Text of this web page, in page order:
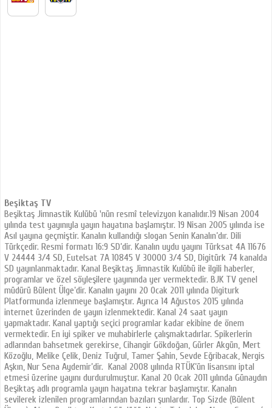
Beşiktaş TV
Beşiktaş Jimnastik Kulübü 'nün resmî televizyon kanalıdır.19 Nisan 2004
yılında test yayınıyla yayın hayatına başlamıştır. 19 Nisan 2005 yılında ise
Asıl yayına geçmiştir. Kanalın kullandığı slogan Senin Kanalın’dır. Dili
Türkçedir. Resmi formatı 16:9 SD’dir. Kanalın uydu yayını Türksat 4A 11676
V 24444 3/4 SD, Eutelsat 7A 10845 V 30000 3/4 SD, Digitürk 74 kanalda
SD yayınlanmaktadır. Kanal Beşiktaş Jimnastik Kulübü ile ilgili haberler,
programlar ve özel söyleşilere yayınında yer vermektedir. BJK TV genel
müdürü Bülent Ülge’dir. Kanalın yayını 20 Ocak 2011 yılında Digiturk
Platformunda izlenmeye başlamıştır. Ayrıca 14 Ağustos 2015 yılında
internet üzerinden de yayın izlenmektedir. Kanal 24 saat yayın
yapmaktadır. Kanal yaptığı seçici programlar kadar ekibine de önem
vermektedir. En iyi spiker ve muhabirlerle çalışmaktadırlar. Spikerlerin
adlarından bahsetmek gerekirse, Cihangir Gökdoğan, Gürler Akgün, Mert
Közoğlu, Melike Çelik, Deniz Tuğrul, Tamer Şahin, Sevde Eğribacak, Nergis
Aşkın, Nur Sena Aydemir’dir. Kanal 2008 yılında RTÜK’ün lisansını iptal
etmesi üzerine yayını durdurulmuştur. Kanal 20 Ocak 2011 yılında Günaydın
Beşiktaş adlı programla yayın hayatına tekrar başlamıştır. Kanalın
sevilerek izlenilen programlarından bazıları şunlardır. Top Sizde (Bülent